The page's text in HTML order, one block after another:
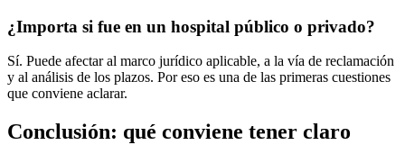
¿Importa si fue en un hospital público o privado?
Sí. Puede afectar al marco jurídico aplicable, a la vía de reclamación
y al análisis de los plazos. Por eso es una de las primeras cuestiones
que conviene aclarar.
Conclusión: qué conviene tener claro